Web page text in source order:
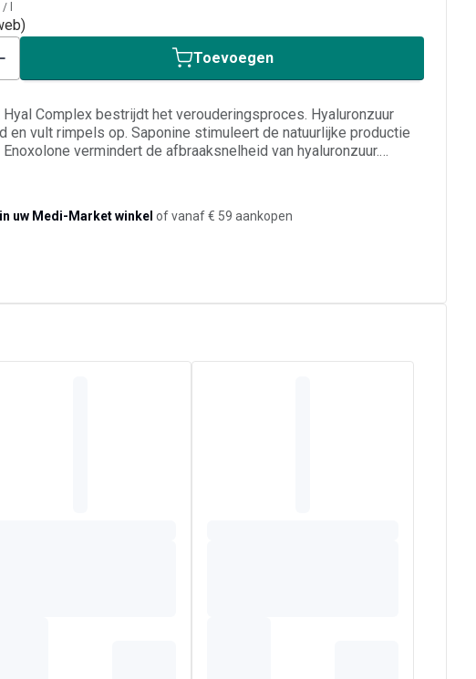
/
Toevoegen
Complex bestrijdt het verouderingsproces. Hyaluronzuur
en vult rimpels op. Saponine stimuleert de natuurlijke productie
Enoxolone vermindert de afbraaksnelheid van hyaluronzuur.
van de huid, waardoor de huid er jonger, gladder
in uw Medi-Market winkel of vanaf € 59 aankopen